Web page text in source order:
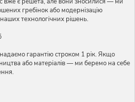
гребінок або модернізацію
технологічних рішень.
гарантію строком 1 рік. Якщо
або матеріалів — ми беремо на себе